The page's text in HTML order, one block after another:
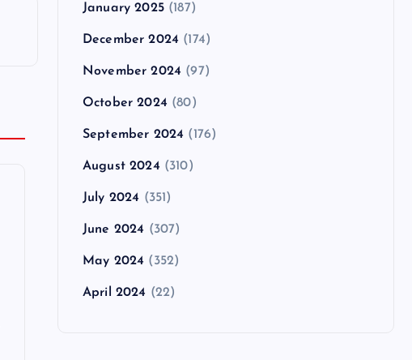
January 2025(187)
December 2024 (174)
November 2024 (97)
October 2024 (80)
September 2024 (176)
August 2024 (310)
July 2024 (351)
June 2024 (307)
May 2024 (352)
April 2024 (22)